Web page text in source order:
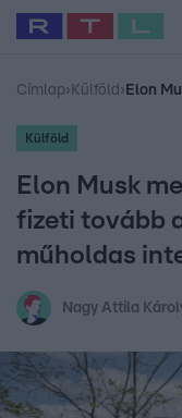
Legfrissebb RTL Híradó
Babits Marcella
Címlap› Külföld ›
Külföld
Elon Musk
fizeti tovább
műholdas
Nagy Attila